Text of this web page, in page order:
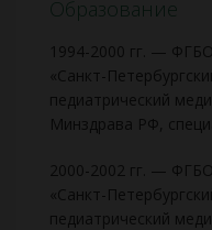
Образование
1994-2000 гг. —
«Санкт-
педиатрический
Минздрава РФ,
2000-2002 гг. —
«Санкт-
педиатрический